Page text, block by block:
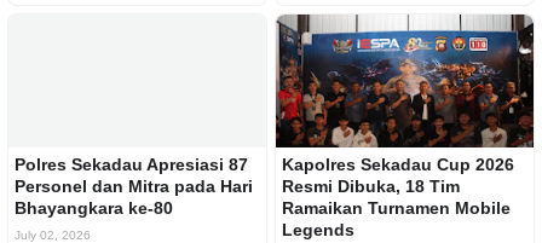
Polres Sekadau Apresiasi 87
Personel dan Mitra pada Hari
Bhayangkara ke-80
July 02, 2026
Kapolres Sekadau Cup 2026
Resmi Dibuka, 18 Tim
Ramaikan Turnamen Mobile
Legends